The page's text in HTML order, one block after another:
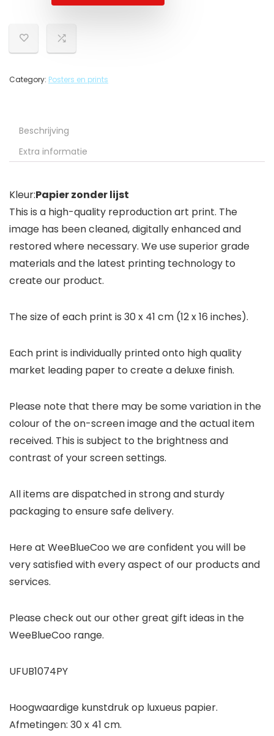
Category: Posters en prints
Beschrijving
Extra informatie
Kleur:Papier zonder lijst
This is a high-quality reproduction art print. The
image has been cleaned, digitally enhanced and
restored where necessary. We use superior grade
materials and the latest printing technology to
create our product.
The size of each print is 30 x 41 cm (12 x 16 inches).
Each print is individually printed onto high quality
market leading paper to create a deluxe finish.
Please note that there may be some variation in the
colour of the on-screen image and the actual item
received. This is subject to the brightness and
contrast of your screen settings.
All items are dispatched in strong and sturdy
packaging to ensure safe delivery.
Here at WeeBlueCoo we are confident you will be
very satisfied with every aspect of our products and
services.
Please check out our other great gift ideas in the
WeeBlueCoo range.
UFUB1074PY
Hoogwaardige kunstdruk op luxueus papier.
Afmetingen: 30 x 41 cm.